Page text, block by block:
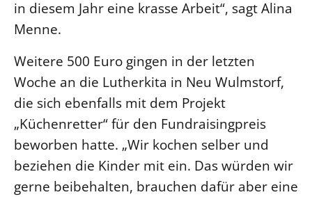
in diesem Jahr eine krasse Arbeit“, sagt Alina
Menne.
Weitere 500 Euro gingen in der letzten
Woche an die Lutherkita in Neu Wulmstorf,
die sich ebenfalls mit dem Projekt
„Küchenretter“ für den Fundraisingpreis
beworben hatte. „Wir kochen selber und
beziehen die Kinder mit ein. Das würden wir
gerne beibehalten, brauchen dafür aber eine
IT-Service
Corporate Design
Interventionsplan
Jahresgespräche
Kantine Speiseplan
Kirchliches Amtsblatt
Kirchliche Verwaltung
Klimaschutzgesetz
Kunstreferat